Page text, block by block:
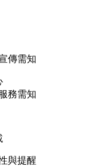
傳需知
務需知
與提醒